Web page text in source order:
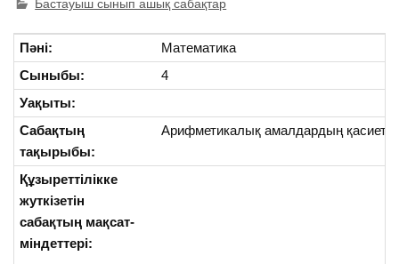
Бастауыш сынып ашық сабақтар
Пәні:
Математика
Сыныбы:
4
Уақыты:
Сабақтың
тақырыбы:
Арифметикалық амалдардың
Құзыреттілікке
жуткізетін
сабақтың мақсат-
міндеттері: